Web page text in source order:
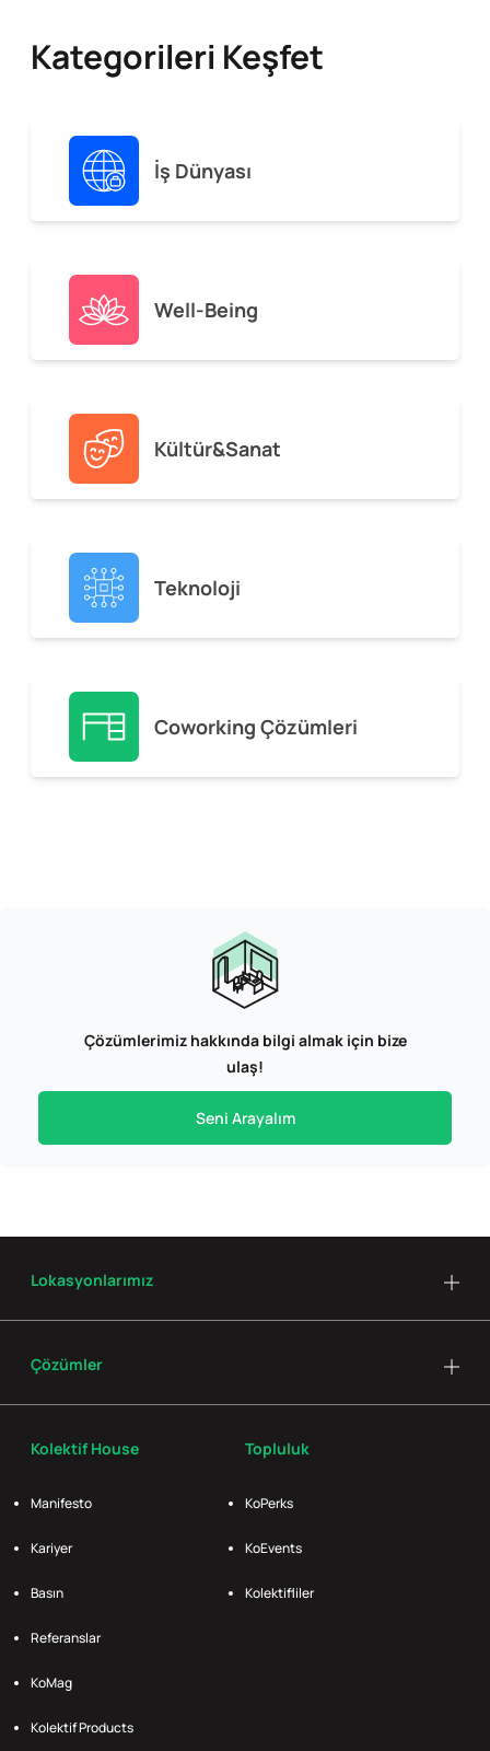
Kategorileri Keşfet
İş Dünyası
Well-Being
Kültür&Sanat
Teknoloji
Coworking Çözümleri
Çözümlerimiz hakkında bilgi almak için bize
ulaş!
Seni Arayalım
Kolektif House
Manifesto
Kariyer
Basın
Referanslar
KoMag
Kolektif Products
Topluluk
KoPerks
KoEvents
Kolektifliler
Lokasyonlarımız
Çözümler